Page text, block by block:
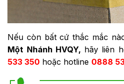
Nếu còn bất cứ thắc mắc
Một Nhánh HVQY, hãy liên
533 350 hoặc hotline 0888